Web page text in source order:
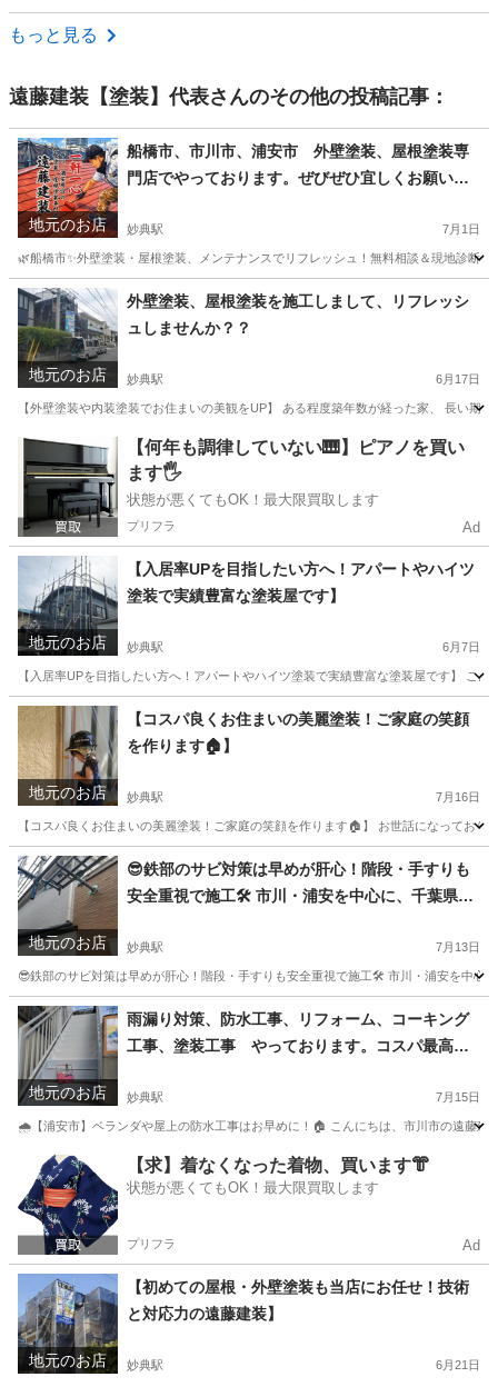
千葉 市川市
もっと見る
遠藤建装【塗装】代表さんのその他の投稿記事：
地元のお店
船橋市、市川市、浦安市 外壁塗装、屋根塗装専
門店でやっております。ぜびぜひ宜しくお願いし
妙典駅 7月1日
🌿船橋市✨外壁塗装・屋根塗装、メンテナンスでリフレッシュ！無料相談＆現地診断
千葉 市川市 妙典駅 その他 外壁塗装
地元のお店
外壁塗装、屋根塗装を施工しまして、リフレッシ
ュしませんか？？
妙典駅 6月17日
【外壁塗装や内装塗装でお住まいの美観をUP】 ある程度築年数が経った家、 長い
千葉 市川市 妙典駅 その他 外壁塗装
【何年も調律していない🎹】ピアノを買い
ます🖐️
状態が悪くてもOK！最大限買取します
プリフラ Ad
地元のお店
【入居率UPを目指したい方へ！アパートやハイツ
塗装で実績豊富な塗装屋です】
妙典駅 6月7日
【入居率UPを目指したい方へ！アパートやハイツ塗装で実績豊富な塗装屋です】 こ
千葉 市川市 その他
地元のお店
【コスパ良くお住まいの美麗塗装！ご家庭の笑顔
を作ります🏠】
妙典駅 7月16日
【コスパ良くお住まいの美麗塗装！ご家庭の笑顔を作ります🏠】 お世話になってお
千葉 市川市 妙典駅 リフォーム お客様
地元のお店
😎鉄部のサビ対策は早めが肝心！階段・手すりも
安全重視で施工🛠️ 市川・浦安を中心に、千葉県内
妙典駅 7月13日
😎鉄部のサビ対策は早めが肝心！階段・手すりも安全重視で施工🛠️ 市川・浦安を中心
千葉 市川市 妙典駅 その他
地元のお店
雨漏り対策、防水工事、リフォーム、コーキング
工事、塗装工事 やっております。コスパ最高の
妙典駅 7月15日
🌧【浦安市】ベランダや屋上の防水工事はお早めに！🏠 こんにちは、市川市の遠藤
千葉 市川市 妙典駅 その他 防水工事
【求】着なくなった着物、買います👘
状態が悪くてもOK！最大限買取します
プリフラ Ad
地元のお店
【初めての屋根・外壁塗装も当店にお任せ！技術
と対応力の遠藤建装】
妙典駅 6月21日